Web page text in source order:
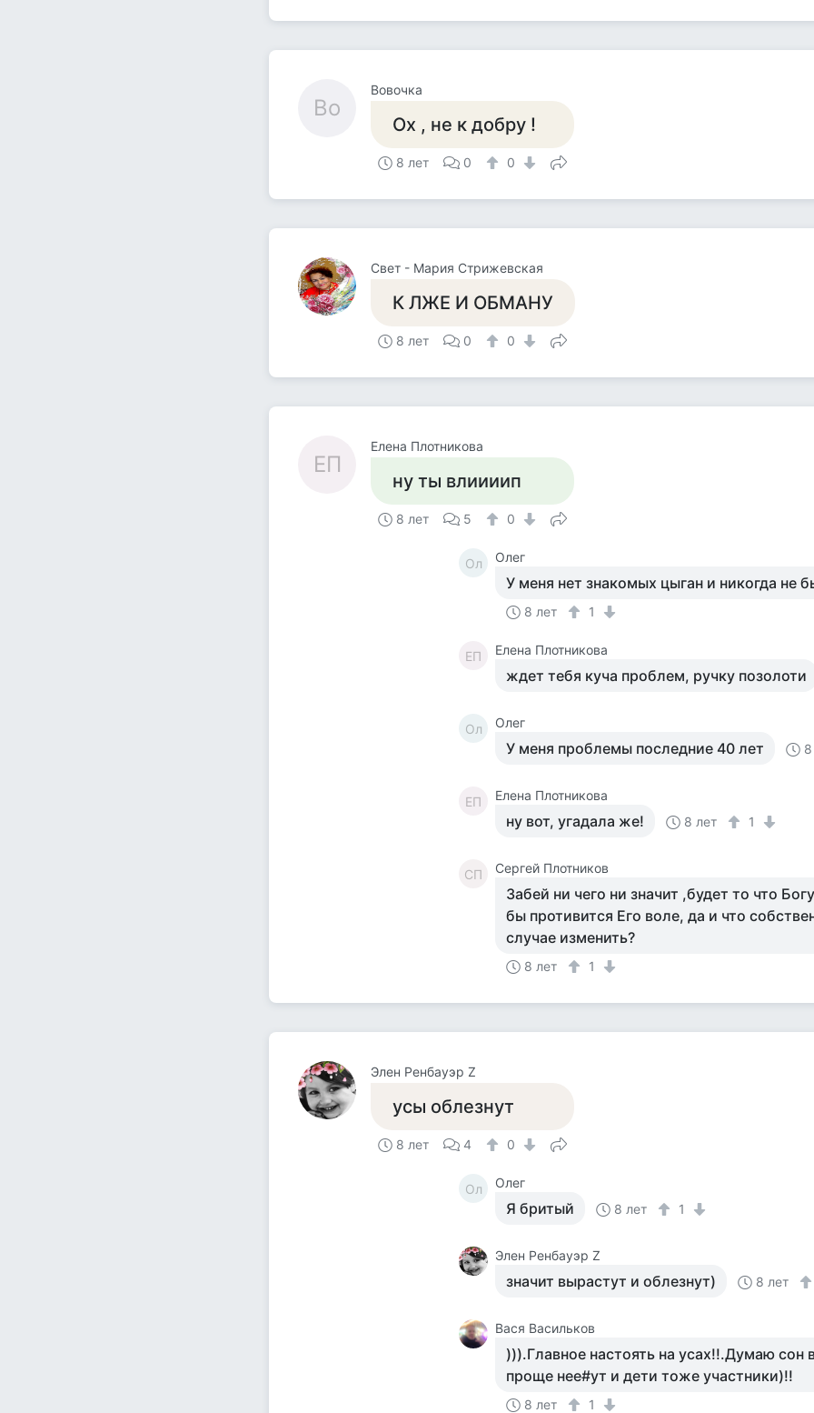
Во
Вовочка
Ох , не к добру !
8 лет 0 0
Свет - Мария Стрижевская
К ЛЖЕ И ОБМАНУ
8 лет 0 0
ЕП
Елена Плотникова
ну ты влиииип
8 лет 5 0
Ол Олег
У меня нет знакомых цыган и никогда не
8 лет 1
ЕП Елена Плотникова
ждет тебя куча проблем, ручку позолоти
Ол Олег
У меня проблемы последние 40 лет
ЕП Елена Плотникова
ну вот, угадала же! 8 лет 1
CП Cергей Плотников
Забей ни чего ни значит ,будет то что
бы противится Его воле, да и что
случае изменить?
8 лет 1
Элен Ренбауэр Z
усы облезнут
8 лет 4 0
Ол Олег
Я бритый 8 лет 1
Элен Ренбауэр Z
значит вырастут и облезнут) 8 лет
Вася Васильков
))).Главное настоять на усах!!.Думаю
проще нее#ут и дети тоже участники)!!
8 лет 1